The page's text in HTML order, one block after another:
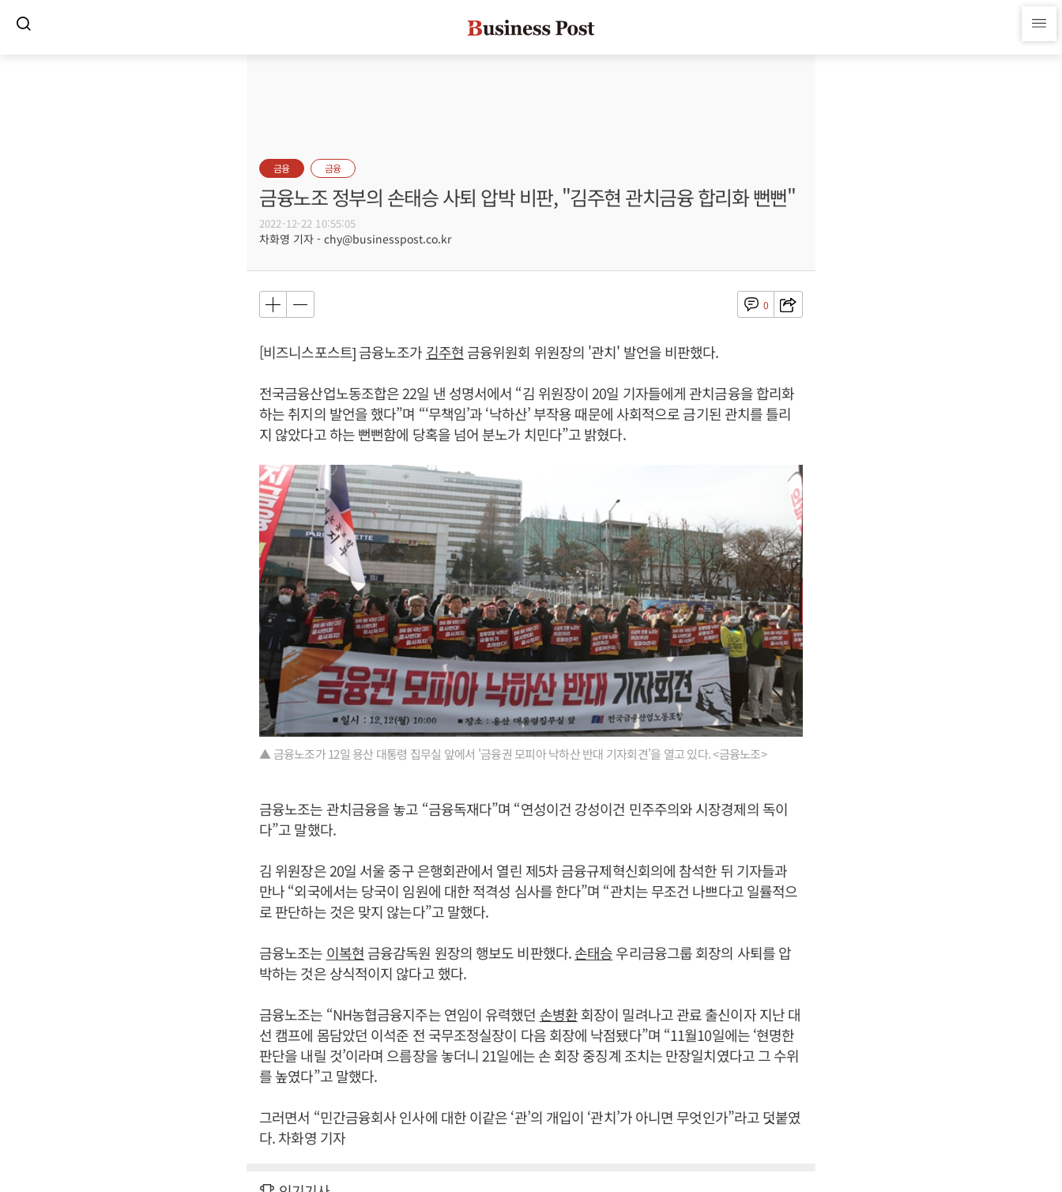
금융 금융
금융노조 정부의 손태승 사퇴 압박 비판, "김주현 관치금융 합리화 뻔뻔"
2022-12-22 10:55:05
차화영 기자 - chy@businesspost.co.kr
0
[비즈니스포스트] 금융노조가 김주현 금융위원회 위원장의 '관치' 발언을 비판했다.
전국금융산업노동조합은 22일 낸 성명서에서 “김 위원장이 20일 기자들에게 관치금융을 합리화
하는 취지의 발언을 했다”며 “‘무책임’과 ‘낙하산’ 부작용 때문에 사회적으로 금기된 관치를 틀리
지 않았다고 하는 뻔뻔함에 당혹을 넘어 분노가 치민다”고 밝혔다.
▲ 금융노조가 12일 용산 대통령 집무실 앞에서 '금융권 모피아 낙하산 반대 기자회견'을 열고 있다. <금융노조>
금융노조는 관치금융을 놓고 “금융독재다”며 “연성이건 강성이건 민주주의와 시장경제의 독이
다”고 말했다.
김 위원장은 20일 서울 중구 은행회관에서 열린 제5차 금융규제혁신회의에 참석한 뒤 기자들과
만나 “외국에서는 당국이 임원에 대한 적격성 심사를 한다”며 “관치는 무조건 나쁘다고 일률적으
로 판단하는 것은 맞지 않는다”고 말했다.
금융노조는 이복현 금융감독원 원장의 행보도 비판했다.손태승우리금융그룹 회장의 사퇴를 압
박하는 것은 상식적이지 않다고 했다.
금융노조는 “NH농협금융지주는 연임이 유력했던 손병환회장이 밀려나고 관료 출신이자 지난 대
선 캠프에 몸담았던 이석준 전 국무조정실장이 다음 회장에 낙점됐다”며 “11월10일에는 ‘현명한
판단을 내릴 것’이라며 으름장을 놓더니 21일에는 손 회장 중징계 조치는 만장일치였다고 그 수위
를 높였다”고 말했다.
그러면서 “민간금융회사 인사에 대한 이같은 ‘관’의 개입이 ‘관치’가 아니면 무엇인가”라고 덧붙였
다. 차화영 기자